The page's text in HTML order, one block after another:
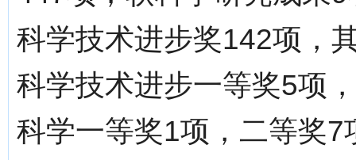
科学技术进步奖142项，
科学技术进步一等奖5项
科学一等奖1项，二等奖